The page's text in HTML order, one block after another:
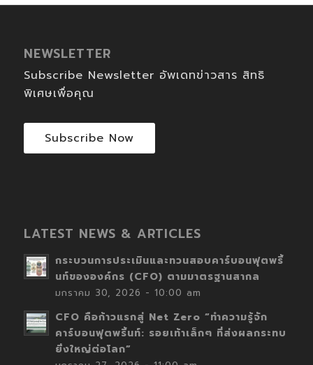
NEWSLETTER
Subscribe Newsletter อัพเดทข่าวสาร สิทธิ
พิเศษเพื่อคุณ
Subscribe Now
LATEST NEWS & ARTICLES
กระบวนการประเมินและทวนสอบคาร์บอนฟุตพริ้
นท์ขององค์กร (CFO) ตามมาตรฐานสากล
มกราคม 30, 2026 - 10:00 am
CFO คือก้าวแรกสู่ Net Zero “ทำความรู้จัก
คาร์บอนฟุตพริ้นท์: รอยเท้าเล็กๆ ที่ส่งผลกระทบ
ยิ่งใหญ่ต่อโลก”